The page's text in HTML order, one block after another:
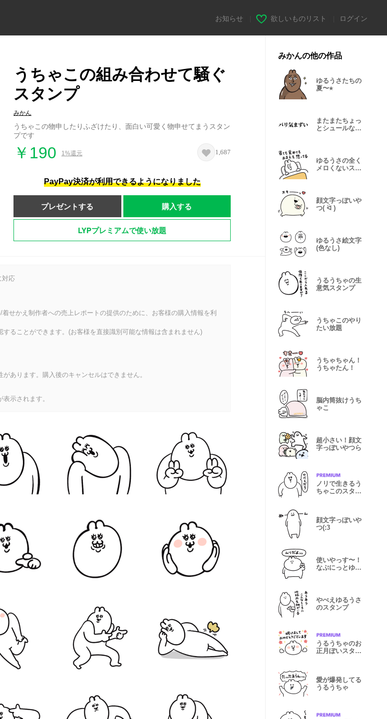
お知らせ 欲しいものリスト ログイン
うちゃこの組み合わせて騒ぐ
スタンプ
みかん
うちゃこの物申したりふざけたり、面白い可愛く物申せてまうスタン
プです
￥190 1%還元 1,687
PayPay決済が利用できるようになりました
プレゼントする 購入する
LYPプレミアムで使い放題
対応
せかえ制作者への売上レポートの提供のために、お客様の購入情報を利
ることができます。(お客様を直接識別可能な情報は含まれません)
あります。購入後のキャンセルはできません。
示されます。
みかんの他の作品
ゆるうさたちの
夏〜⭐︎
またまたちょっ
とシュールな文
ゆるうさの全く
メロくないスタ
顔文字っぽいや
つ( ᐛ )
ゆるうさ絵文字
(色なし)
うるうちゃの生
意気スタンプ
うちゃこのやり
たい放題
うちゃちゃん！
うちゃたん！
脳内筒抜けうち
ゃこ
超小さい！顔文
字っぽいやつら
ノリで生きるう
ちゃこのスタン
顔文字っぽいや
つ(:3
使いやっす〜！
なぷにっとゆる
やべえゆるうさ
のスタンプ
うるうちゃのお
正月ぽいスタン
愛が爆発してる
うるうちゃ